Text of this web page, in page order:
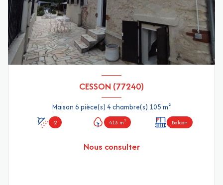
CESSON (77240)
Maison 6 pièce(s) 4 chambre(s) 105 m²
2 413 m² Balcon
Nous consulter